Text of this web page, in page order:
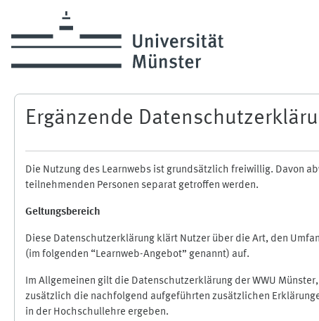
Ergänzende
Die Nutzung des Learnwebs ist grundsätzlich freiwillig. Davon
teilnehmenden Personen separat getroffen werden.
Geltungsbereich
Diese Datenschutzerklärung klärt Nutzer über die Art, den
(im folgenden “Learnweb-Angebot” genannt) auf.
Im Allgemeinen gilt die Datenschutzerklärung der WWU
zusätzlich die nachfolgend aufgeführten zusätzlichen
in der Hochschullehre ergeben.